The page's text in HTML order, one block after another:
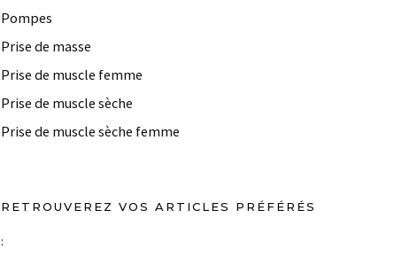
Pompes
Prise de masse
Prise de muscle femme
Prise de muscle sèche
Prise de muscle sèche femme
RETROUVEREZ VOS ARTICLES PRÉFÉRÉS
: